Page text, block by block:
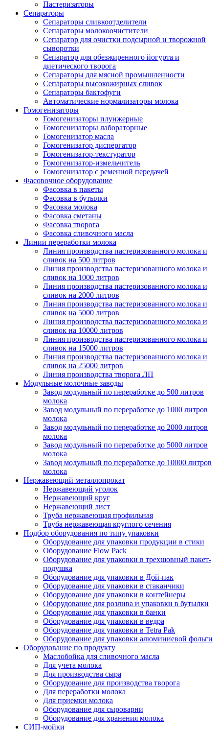
Пастеризаторы
Сепараторы
Сепараторы сливкоотделители
Сепараторы молокоочистители
Сепаратор для очистки подсырной и творожной
сыворотки
Сепаратор для обезжиренного йогурта и
диетического творога
Сепараторы для мясной промышленности
Сепараторы высокожирных сливок
Сепараторы бактофуги
Автоматические нормализаторы молока
Гомогенизаторы
Гомогенизаторы плунжерные
Гомогенизаторы лабораторные
Гомогенизатор масла
Гомогенизатор диспергатор
Гомогенизатор-текстуратор
Гомогенизатор-измельчитель
Гомогенизатор с ременной передачей
Фасовочное оборудование
Фасовка в пакеты
Фасовка в бутылки
Фасовка молока
Фасовка сметаны
Фасовка творога
Фасовка сливочного масла
Линии переработки молока
Линия производства пастеризованного молока и
сливок на 500 литров
Линия производства пастеризованного молока и
сливок на 1000 литров
Линия производства пастеризованного молока и
сливок на 2000 литров
Линия производства пастеризованного молока и
сливок на 5000 литров
Линия производства пастеризованного молока и
сливок на 10000 литров
Линия производства пастеризованного молока и
сливок на 15000 литров
Линия производства пастеризованного молока и
сливок на 25000 литров
Линия производства творога ЛП
Модульные молочные заводы
Завод модульный по переработке до 500 литров
молока
Завод модульный по переработке до 1000 литров
молока
Завод модульный по переработке до 2000 литров
молока
Завод модульный по переработке до 5000 литров
молока
Завод модульный по переработке до 10000 литров
молока
Нержавеющий металлопрокат
Нержавеющий уголок
Нержавеющий круг
Нержавеющий лист
Труба нержавеющая профильная
Труба нержавеющая круглого сечения
Подбор оборудования по типу упаковки
Оборудование для упаковки продукции в стики
Оборудование Flow Pack
Оборудование для упаковки в трехшовный пакет-
подушка
Оборудование для упаковки в Дой-пак
Оборудование для упаковки в стаканчики
Оборудование для упаковки в контейнеры
Оборудование для розлива и упаковки в бутылки
Оборудование для упаковки в банки
Оборудование для упаковки в ведра
Оборудование для упаковки в Tetra Pak
Оборудование для упаковки алюминиевой фольги
Оборудование по продукту
Маслобойка для сливочного масла
Для учета молока
Для производства сыра
Оборудование для производства творога
Для переработки молока
Для приемки молока
Оборудование для сыроварни
Оборудование для хранения молока
СИП-мойки